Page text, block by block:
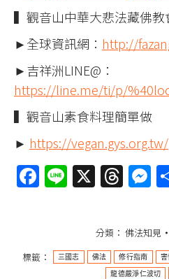
▍觀音山中華大悲法藏佛教
►全球資訊網： http://
►吉祥洲LINE@：
https://line.me/ti/p/
▍觀音山素食料理簡單做
► https://vegan.gys.org.tw/
Facebook
Line
X
分類： 佛法知見
標籤：
三國志 佛法 修行指南 害
龍德嚴淨仁波切